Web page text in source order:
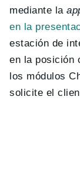
mediante la
en la
estación de
en la posición
los módulos
solicite el